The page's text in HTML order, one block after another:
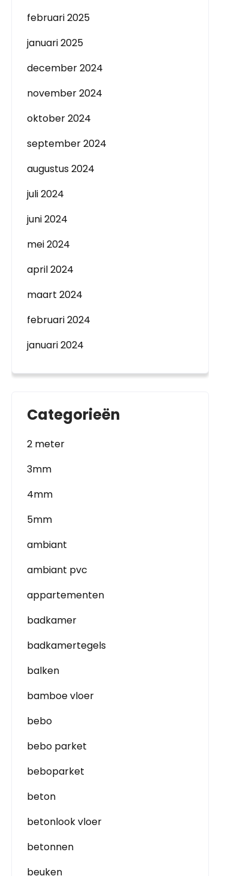
februari 2025
januari 2025
december 2024
november 2024
oktober 2024
september 2024
augustus 2024
juli 2024
juni 2024
mei 2024
april 2024
maart 2024
februari 2024
januari 2024
Categorieën
2 meter
3mm
4mm
5mm
ambiant
ambiant pvc
appartementen
badkamer
badkamertegels
balken
bamboe vloer
bebo
bebo parket
beboparket
beton
betonlook vloer
betonnen
beuken